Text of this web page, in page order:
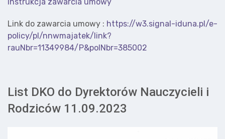
Instrukcja zawarcia umowy
Link do zawarcia umowy : https://w3.signal-iduna.pl/e-
policy/pl/nnwmajatek/link?
rauNbr=11349984/P&polNbr=385002
List DKO do Dyrektorów Nauczycieli i
Rodziców 11.09.2023